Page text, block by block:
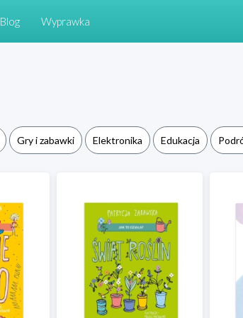
Blog Wyprawka
Gry i zabawki Elektronika Edukacja